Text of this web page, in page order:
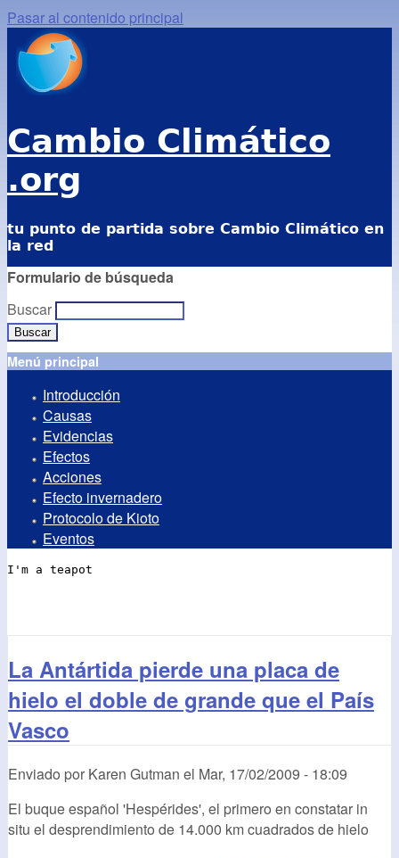
Pasar al contenido principal
Cambio Climático
.org
tu punto de partida sobre Cambio Climático en
la red
Formulario de búsqueda
Buscar
Menú principal
Introducción
Causas
Evidencias
Efectos
Acciones
Efecto invernadero
Protocolo de Kioto
Eventos
La Antártida pierde una placa de
hielo el doble de grande que el País
Vasco
Enviado por Karen Gutman el Mar, 17/02/2009 - 18:09
El buque español 'Hespérides', el primero en constatar in
situ el desprendimiento de 14.000 km cuadrados de hielo